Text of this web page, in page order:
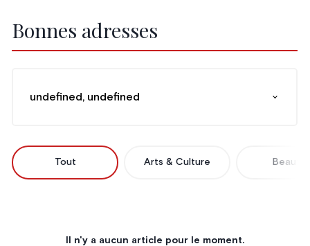
Bonnes adresses
undefined, undefined
Tout Arts & Culture Beauté
Il n'y a aucun article pour le moment.